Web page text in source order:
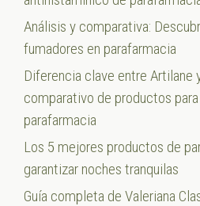
Análisis y comparativa:
fumadores en parafarmacia
Diferencia clave entre Artilane
comparativo de productos
parafarmacia
Los 5 mejores productos de
garantizar noches tranquilas
Guía completa de Valeriana